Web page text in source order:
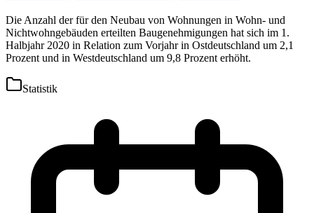
Die Anzahl der für den Neubau von Wohnungen in Wohn- und
Nichtwohngebäuden erteilten Baugenehmigungen hat sich im 1.
Halbjahr 2020 in Relation zum Vorjahr in Ostdeutschland um 2,1
Prozent und in Westdeutschland um 9,8 Prozent erhöht.
Statistik